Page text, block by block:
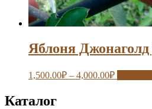
Яблоня Джонаголд
1,500.00₽ – 4,000.00₽
Каталог